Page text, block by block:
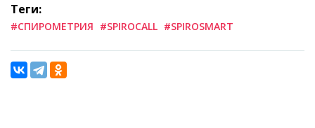
Теги:
#СПИРОМЕТРИЯ #SPIROCALL #SPIROSMART